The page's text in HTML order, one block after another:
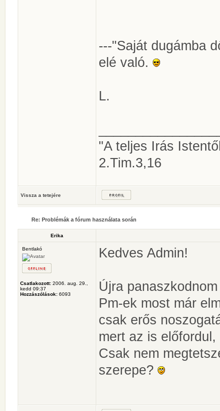
---"Saját dugámba
elé való.
L.
"A teljes Irás
2.Tim.3,16
Vissza a tetejére
Re: Problémák a fórum használata során
Erika
Bentlakó
Csatlakozott: 2006. aug. 29.,
kedd 09:37
Hozzászólások: 6093
Kedves Admin!
Újra
Pm-ek most már
csak erős
mert az is
Csak nem
szerepe?